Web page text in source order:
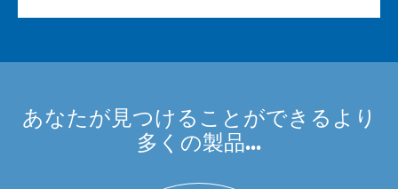
あなたが見つけることができるより
多くの製品...